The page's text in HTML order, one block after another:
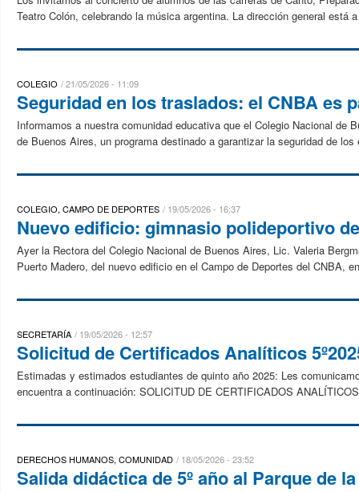
Teatro Colón, celebrando la música argentina. La dirección general está
COLEGIO 21/05/2026 - 11:09
Seguridad en los traslados: el CNBA es
Informamos a nuestra comunidad educativa que el Colegio Nacional de
de Buenos Aires, un programa destinado a garantizar la seguridad de
COLEGIO, CAMPO DE DEPORTES 19/05/2026 - 16:37
Nuevo edificio: gimnasio polideportivo
Ayer la Rectora del Colegio Nacional de Buenos Aires, Lic. Valeria
Puerto Madero, del nuevo edificio en el Campo de Deportes del CNBA,
SECRETARÍA 19/05/2026 - 12:57
Solicitud de Certificados Analíticos
Estimadas y estimados estudiantes de quinto año 2025: Les
encuentra a continuación: SOLICITUD DE CERTIFICADOS
DERECHOS HUMANOS, COMUNIDAD 18/05/2026 - 23:52
Salida didáctica de 5º año al Parque de